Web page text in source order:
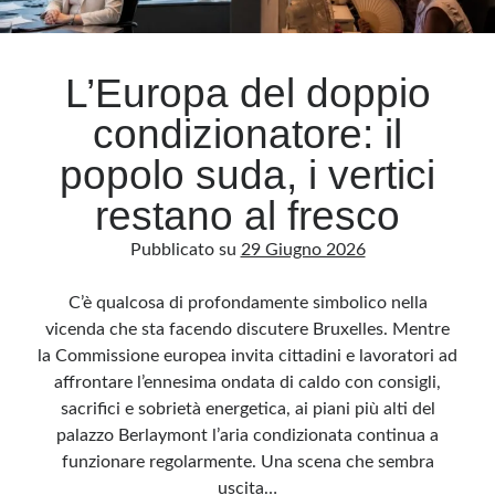
Archivio
Archivi
Categorie
senza alcuna periodicità. Non può pertanto considerarsi un prodotto editoriale ai
pubblicato dai lettori nei commenti ai vari post. Saranno comunque cancellati quelli
ritenuti offensivi o lesivi dell’immagine o dell’onorabilità di terzi, di genere spam,
razzisti o che contengano dati personali non conformi al rispetto delle norme sulla
privacy. Alcune immagini inserite in questo blog sono tratte da Internet e, pertanto,
considerate di pubblico dominio. Qualora la loro pubblicazione violasse eventuali
diritti d’autore, vi invito a comunicarlo via e-mail a info[at]dinovalle.it e saranno
immediatamente rimosse. L’autore del blog non è responsabile dei siti collegati
tramite link né del loro contenuto, che può essere soggetto a variazioni nel tempo.
L’Europa del doppio
condizionatore: il
popolo suda, i vertici
restano al fresco
Pubblicato su 29 Giugno 2026
C’è qualcosa di profondamente simbolico nella
vicenda che sta facendo discutere Bruxelles. Mentre
la Commissione europea invita cittadini e lavoratori ad
affrontare l’ennesima ondata di caldo con consigli,
sacrifici e sobrietà energetica, ai piani più alti del
palazzo Berlaymont l’aria condizionata continua a
funzionare regolarmente. Una scena che sembra
uscita…